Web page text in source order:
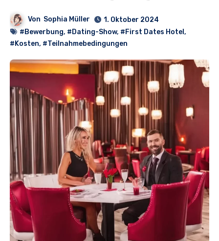
Von Sophia Müller
1. Oktober 2024
#Bewerbung, #Dating-Show, #First Dates Hotel ,
#Kosten, #Teilnahmebedingungen